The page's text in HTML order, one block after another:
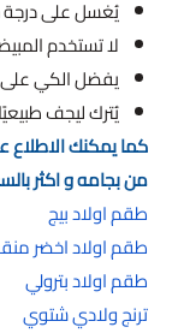
يُغسل على درجة حرارة
لا تستخدم
يفضل الكي
يُترك ليجف
كما يمكنك الاطلاع
من بجامه و اكثر
طقم اولاد بيج
طقم اولاد اخضر
طقم اولاد بترولي
ترنج ولادي شتوي